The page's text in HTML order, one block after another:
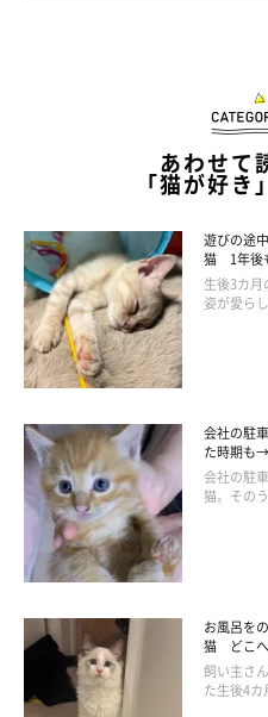
がくっついてきちゃった( ˘ω˘
この投稿
🎧🔛📣 Enzou🐱 ❤️
あわせて
「猫が好
遊びの途
猫 1年後
生後3カ
姿が愛ら
会社の駐
た時期も
会社の駐
猫。その
お風呂を
猫 どこ
飼い主さ
た生後4